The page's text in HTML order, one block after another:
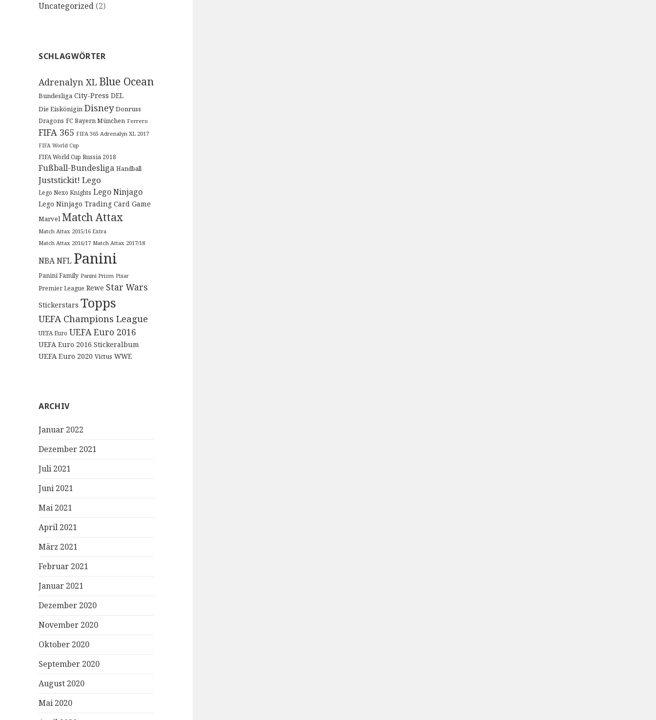
Uncategorized (2)
SCHLAGWÖRTER
Adrenalyn XL Blue Ocean
Bundesliga City-Press DEL
Die Eiskönigin Disney Donruss
Dragons FC Bayern München Ferrero
FIFA 365 FIFA 365 Adrenalyn XL 2017
FIFA World Cup
FIFA World Cup Russia 2018
Fußball-Bundesliga Handball
Juststickit! Lego
Lego Nexo Knights Lego Ninjago
Lego Ninjago Trading Card Game
Marvel Match Attax
Match Attax 2015/16 Extra
Match Attax 2016/17 Match Attax 2017/18
NBANFL Panini
Panini Family Panini Prizm Pixar
Premier League Rewe Star Wars
Stickerstars Topps
UEFA Champions League
UEFA Euro UEFA Euro 2016
UEFA Euro 2016 Stickeralbum
UEFA Euro 2020 Victus WWE
ARCHIV
Januar 2022
Dezember 2021
Juli 2021
Juni 2021
Mai 2021
April 2021
März 2021
Februar 2021
Januar 2021
Dezember 2020
November 2020
Oktober 2020
September 2020
August 2020
Mai 2020